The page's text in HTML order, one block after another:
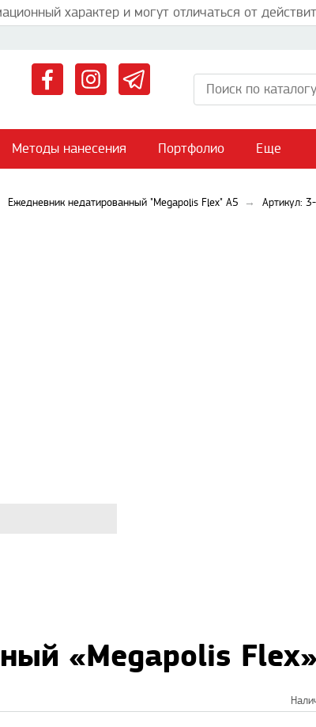
характер и могут отличаться от
Методы нанесения Портфолио Еще
Ежедневник недатированный "Megapolis Flex" А5 Артикул:
«Megapolis